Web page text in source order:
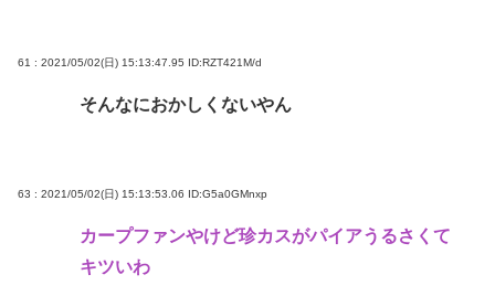
61 : 2021/05/02(日) 15:13:47.95 ID:RZT421M/d
そんなにおかしくないやん
63 : 2021/05/02(日) 15:13:53.06 ID:G5a0GMnxp
カープファンやけど珍カスがパイアうるさくて
キツいわ